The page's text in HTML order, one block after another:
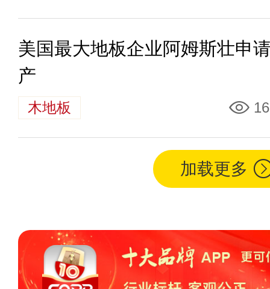
美国最大地板企业阿姆斯壮申
产
木地板
加载更多